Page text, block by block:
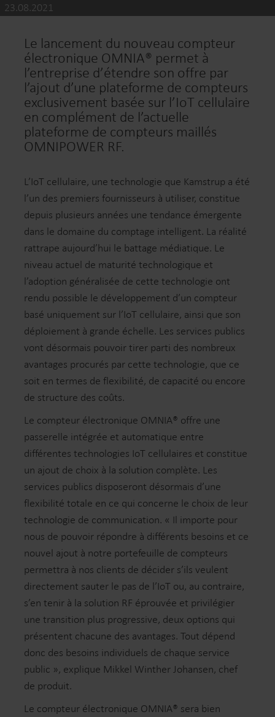
23.08.2021
Le lancement du nouveau compteur
électronique OMNIA® permet à
l’entreprise d’étendre son offre par
l’ajout d’une plateforme de compteurs
exclusivement basée sur l’IoT cellulaire
en complément de l’actuelle
plateforme de compteurs maillés
OMNIPOWER RF.
L’IoT cellulaire, une technologie que Kamstrup a été
l’un des premiers fournisseurs à utiliser, constitue
depuis plusieurs années une tendance émergente
dans le domaine du comptage intelligent. La réalité
rattrape aujourd’hui le battage médiatique. Le
niveau actuel de maturité technologique et
l’adoption généralisée de cette technologie ont
rendu possible le développement d’un compteur
basé uniquement sur l’IoT cellulaire, ainsi que son
déploiement à grande échelle. Les services publics
vont désormais pouvoir tirer parti des nombreux
avantages procurés par cette technologie, que ce
soit en termes de flexibilité, de capacité ou encore
de structure des coûts.
Le compteur électronique OMNIA® offre une
passerelle intégrée et automatique entre
différentes technologies IoT cellulaires et constitue
un ajout de choix à la solution complète. Les
services publics disposeront désormais d’une
flexibilité totale en ce qui concerne le choix de leur
technologie de communication. « Il importe pour
nous de pouvoir répondre à différents besoins et ce
nouvel ajout à notre portefeuille de compteurs
permettra à nos clients de décider s’ils veulent
directement sauter le pas de l’IoT ou, au contraire,
s’en tenir à la solution RF éprouvée et privilégier
une transition plus progressive, deux options qui
présentent chacune des avantages. Tout dépend
donc des besoins individuels de chaque service
public », explique Mikkel Winther Johansen, chef
de produit.
Le compteur électronique OMNIA® sera bien